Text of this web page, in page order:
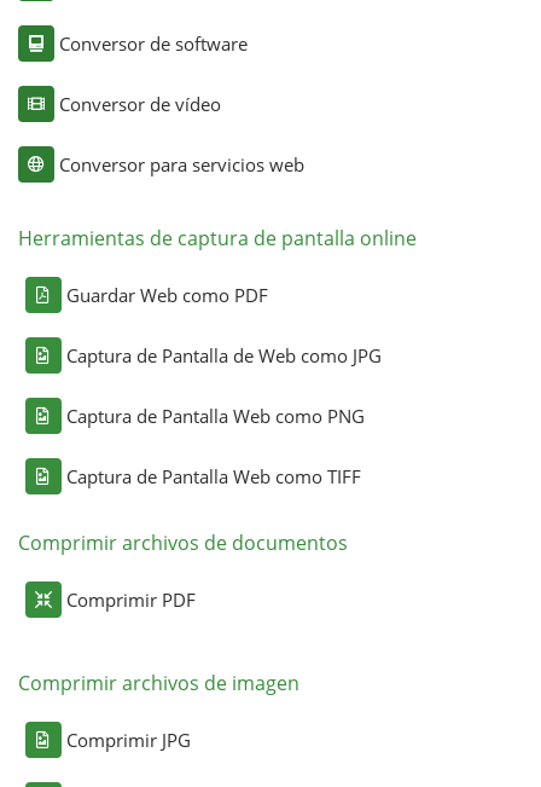
Conversor de software
Conversor de vídeo
Conversor para servicios web
Herramientas de captura de pantalla online
Guardar Web como PDF
Captura de Pantalla de Web como JPG
Captura de Pantalla Web como PNG
Captura de Pantalla Web como TIFF
Comprimir archivos de documentos
Comprimir PDF
Comprimir archivos de imagen
Comprimir JPG